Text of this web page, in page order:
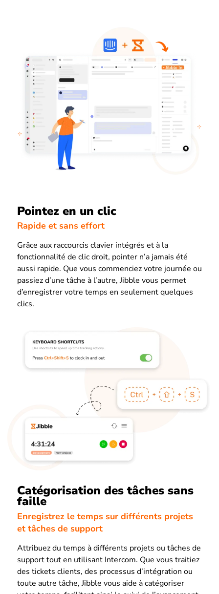
Pointez en un clic
Rapide et sans effort
Grâce aux raccourcis clavier intégrés et à la
fonctionnalité de clic droit, pointer n’a jamais été
aussi rapide. Que vous commenciez votre journée ou
passiez d’une tâche à l’autre, Jibble vous permet
d’enregistrer votre temps en seulement quelques
clics.
Catégorisation des tâches sans
faille
Enregistrez le temps sur différents projets
et tâches de support
Attribuez du temps à différents projets ou tâches de
support tout en utilisant Intercom. Que vous traitiez
des tickets clients, des processus d’intégration ou
toute autre tâche, Jibble vous aide à catégoriser